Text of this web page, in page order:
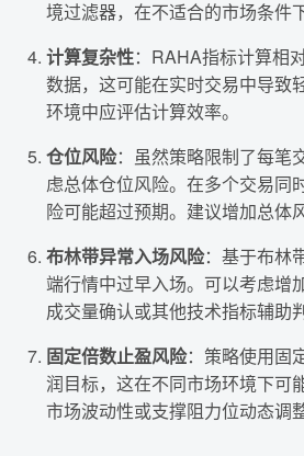
境过滤器，在不适合的市场条件
计算复杂性：RAHA指标计算相
数据，这可能在实时交易中导致
环境中应评估计算效率。
仓位风险：虽然策略限制了每笔
虑总体仓位风险。在多个交易同
险可能超过预期。建议增加总体
布林带异常入场风险：基于布林
端行情中过早入场。可以考虑增
成交量确认或其他技术指标辅助
固定倍数止盈风险：策略使用固
润目标，这在不同市场环境下可
市场波动性或支撑阻力位动态调